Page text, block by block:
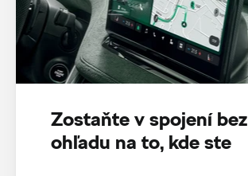
Zostaňte v spojení bez
ohľadu na to, kde ste